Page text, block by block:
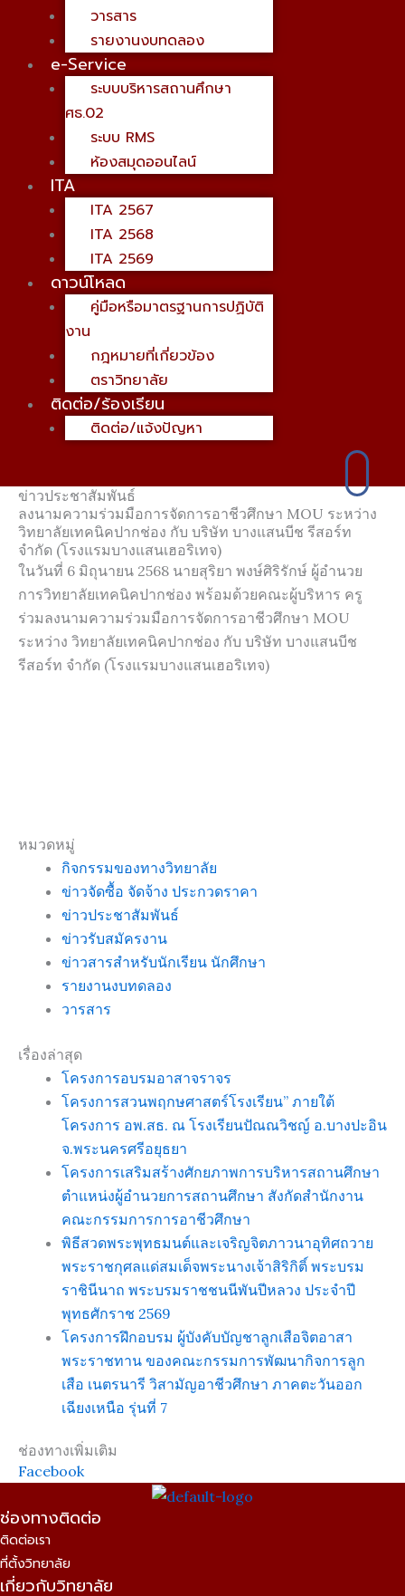
วารสาร
รายงานงบทดลอง
e-Service
ระบบบริหารสถานศึกษา
ศธ.02
ระบบ RMS
ห้องสมุดออนไลน์
ITA
ITA 2567
ITA 2568
ITA 2569
ดาวน์โหลด
คู่มือหรือมาตรฐานการปฏิบัติ
งาน
กฎหมายที่เกี่ยวข้อง
ตราวิทยาลัย
ติดต่อ/ร้องเรียน
ติดต่อ/แจ้งปัญหา
ข่าวประชาสัมพันธ์
ลงนามความร่วมมือการจัดการอาชีวศึกษา MOU ระหว่าง
วิทยาลัยเทคนิคปากช่อง กับ บริษัท บางแสนบีช รีสอร์ท
จำกัด (โรงแรมบางแสนเฮอริเทจ)
ในวันที่ 6 มิถุนายน 2568 นายสุริยา พงษ์ศิริรักษ์ ผู้อำนวย
การวิทยาลัยเทคนิคปากช่อง พร้อมด้วยคณะผู้บริหาร ครู
ร่วมลงนามความร่วมมือการจัดการอาชีวศึกษา MOU
ระหว่าง วิทยาลัยเทคนิคปากช่อง กับ บริษัท บางแสนบีช
รีสอร์ท จำกัด (โรงแรมบางแสนเฮอริเทจ)
หมวดหมู่
กิจกรรมของทางวิทยาลัย
ข่าวจัดซื้อ จัดจ้าง ประกวดราคา
ข่าวประชาสัมพันธ์
ข่าวรับสมัครงาน
ข่าวสารสำหรับนักเรียน นักศึกษา
รายงานงบทดลอง
วารสาร
เรื่องล่าสุด
โครงการอบรมอาสาจราจร
โครงการสวนพฤกษศาสตร์โรงเรียน” ภายใต้
โครงการ อพ.สธ. ณ โรงเรียนปัณณวิชญ์ อ.บางปะอิน
จ.พระนครศรีอยุธยา
โครงการเสริมสร้างศักยภาพการบริหารสถานศึกษา
ตำแหน่งผู้อำนวยการสถานศึกษา สังกัดสำนักงาน
คณะกรรมการการอาชีวศึกษา
พิธีสวดพระพุทธมนต์และเจริญจิตภาวนาอุทิศถวาย
พระราชกุศลแด่สมเด็จพระนางเจ้าสิริกิติ์ พระบรม
ราชินีนาถ พระบรมราชชนนีพันปีหลวง ประจำปี
พุทธศักราช 2569
โครงการฝึกอบรม ผู้บังคับบัญชาลูกเสือจิตอาสา
พระราชทาน ของคณะกรรมการพัฒนากิจการลูก
เสือ เนตรนารี วิสามัญอาชีวศึกษา ภาคตะวันออก
เฉียงเหนือ รุ่นที่ 7
ช่องทางเพิ่มเติม
Facebook
ช่องทางติดต่อ
ติดต่อเรา
ที่ตั้งวิทยาลัย
เกี่ยวกับวิทยาลัย